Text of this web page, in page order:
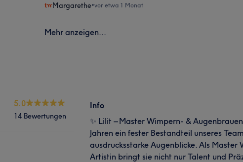
Margarethe•vor etwa 1 Monat
Mehr anzeigen...
5.0
14 Bewertungen
Info
✨ Lilit – Master Wimpern- &
Jahren ein fester Bestandteil unseres
ausdrucksstarke Augenblicke. Als
Artistin bringt sie nicht nur Talent und